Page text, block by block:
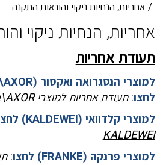
אחריות, הנחיות ניקוי והוראות התקנה
אחריות, הנחיות ניקוי
תעודת אחריות
לחצו:תעודת אחריות למוצרי hansgrohe\AXOR
למוצרי קלדוואי (KALDEWEI) לחצו
KALDEWEI
למוצרי פרנקה (FRANKE) לחצו
: